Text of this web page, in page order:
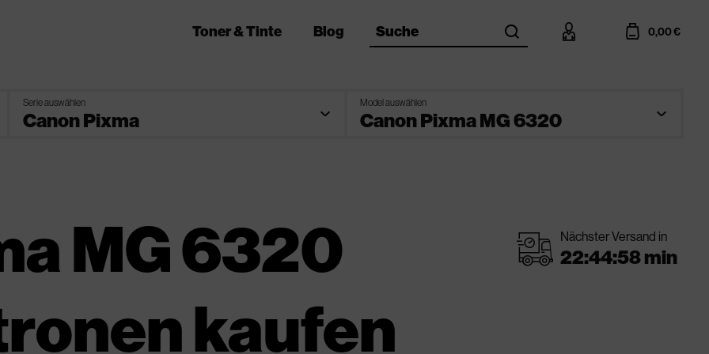
Toner & Tinte Blog Suche search account cart 0,00 €
Serie auswählen Model auswählen
MG 6320
kaufen
shipping Nächster Versand in